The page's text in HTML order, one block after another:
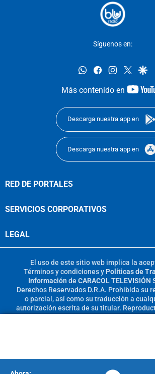
Síguenos en:
whatsappfacebookinstagram
twitter
Más contenido en
Descarga nuestra app en
Descarga nuestra app en
RED DE PORTALES
SERVICIOS CORPORATIVOS
LEGAL
El uso de este sitio web implica la
Términos y condicionesy Políticas de
Información de CARACOL TELEVISIÓN
Derechos Reservados D.R.A. Prohibida su
o parcial, así como su traducción a
autorización escrita de su titular.